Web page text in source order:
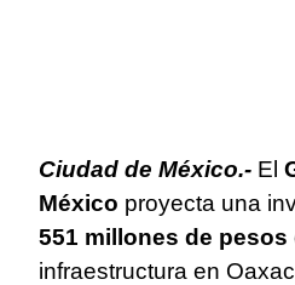
Ciudad de México.- El
México proyecta una
551 millones de pesos
infraestructura en